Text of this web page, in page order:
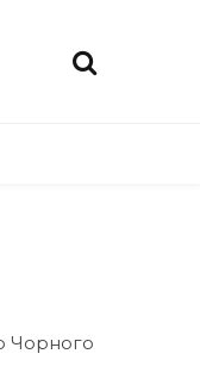
Чорного